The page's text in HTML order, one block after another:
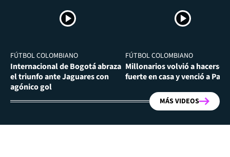
FÚTBOL COLOMBIANO
Internacional de Bogotá abraza
el triunfo ante Jaguares con
agónico gol
FÚTBOL COLOMBIANO
Millonarios volvió a hacerse
fuerte en casa y venció a
MÁS VIDEOS